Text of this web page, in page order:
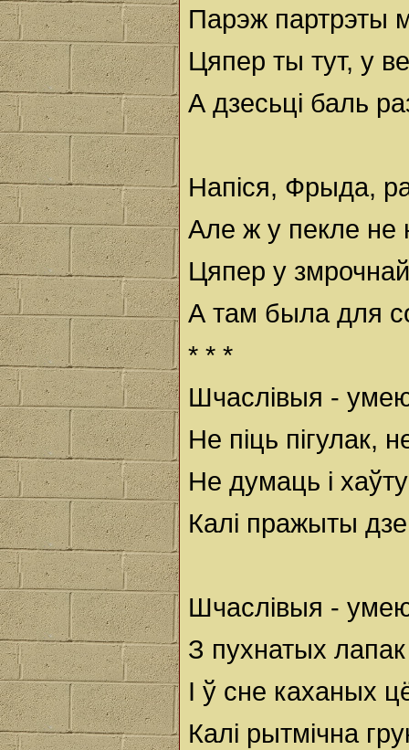
Парэж партрэты
Цяпер ты тут, у
А дзесьці баль
Напіся, Фрыда,
Але ж у пекле
Цяпер у
А там была для
* * *
Шчаслівыя -
Не піць пігулак,
Не думаць і
Калі пражыты
Шчаслівыя -
З пухнатых
І ў сне каханых
Калі рытмічна